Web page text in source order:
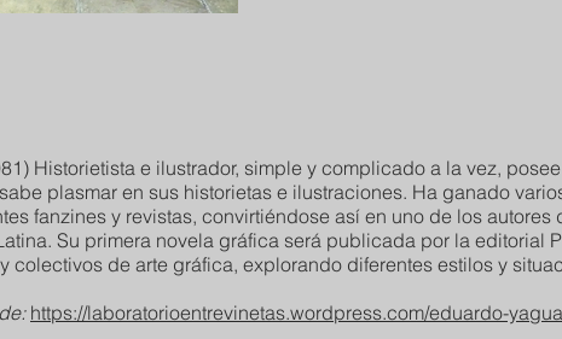
Historietista e ilustrador, simple y complicado a la vez,
plasmar en sus historietas e ilustraciones. Ha ganado
fanzines y revistas, convirtiéndose así en uno de los
Su primera novela gráfica será publicada por la editorial
colectivos de arte gráfica, explorando diferentes estilos y
https://laboratorioentrevinetas.wordpress.com/eduardo-